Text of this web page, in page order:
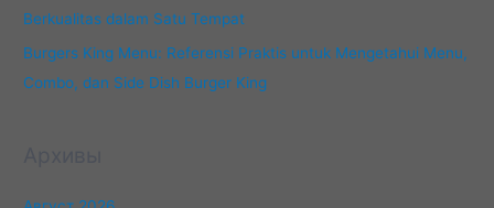
Berkualitas dalam Satu Tempat
Burgers King Menu: Referensi Praktis untuk Mengetahui Menu,
Combo, dan Side Dish Burger King